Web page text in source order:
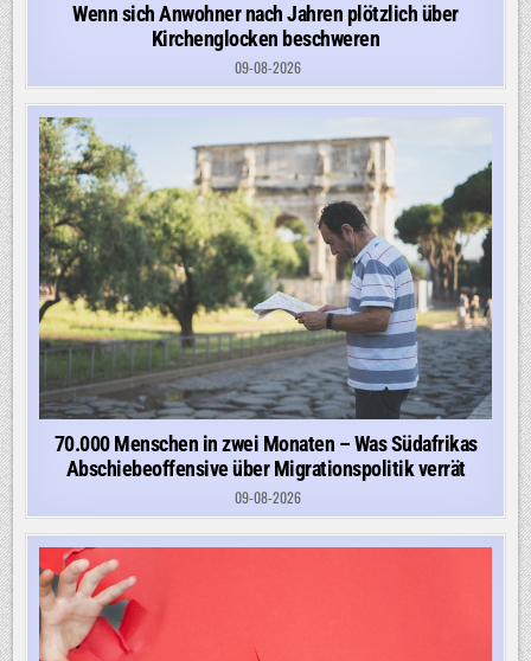
Wenn sich Anwohner nach Jahren plötzlich über
Kirchenglocken beschweren
09-08-2026
70.000 Menschen in zwei Monaten – Was Südafrikas
Abschiebeoffensive über Migrationspolitik verrät
09-08-2026